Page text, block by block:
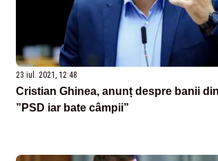
23 iul. 2021, 12:48
Cristian Ghinea, anunț despre banii
”PSD iar bate câmpii”